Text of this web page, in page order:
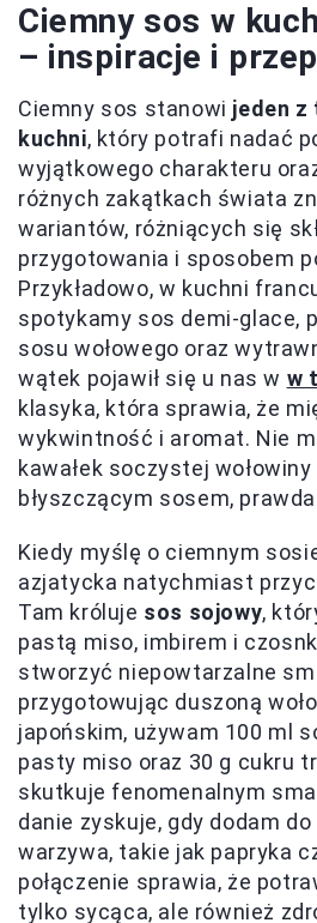
Ciemny sos w
– inspiracje i
Ciemny sos stanowi jeden z
kuchni, który potrafi nadać
wyjątkowego charakteru
różnych zakątkach świata
wariantów, różniących się
przygotowania i sposobem
Przykładowo, w kuchni
spotykamy sos demi-glace,
sosu wołowego oraz
wątek pojawił się u nas w w
klasyka, która sprawia, że
wykwintność i aromat. Nie
kawałek soczystej
błyszczącym sosem,
Kiedy myślę o ciemnym
azjatycka natychmiast
Tam króluje sos sojowy,
pastą miso, imbirem i
stworzyć niepowtarzalne
przygotowując duszoną
japońskim, używam 100 ml
pasty miso oraz 30 g cukru
skutkuje fenomenalnym
danie zyskuje, gdy dodam
warzywa, takie jak papryka
połączenie sprawia, że
tylko sycąca, ale również